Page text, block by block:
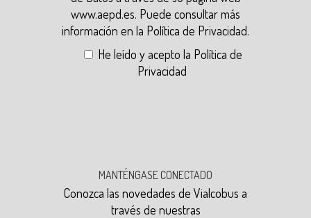
www.aepd.es. Puede consultar más
información en la Política de Privacidad.
He leído y acepto la Política de
Privacidad
MANTÉNGASE CONECTADO
Conozca las novedades de Vialcobus a
través de nuestras